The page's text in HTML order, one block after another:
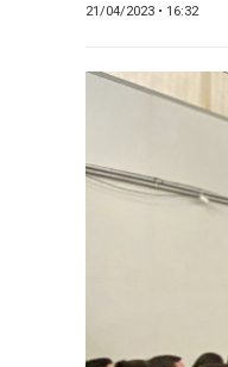
REVISTAS
CATÁLOGO DE
EVENTOS Y
TEMAS
21/04/2023 • 16:32